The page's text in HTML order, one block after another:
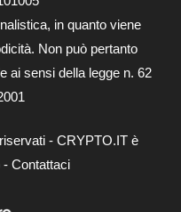
in quanto viene
Non può pertanto
ai sensi della legge n. 62
- CRYPTO.IT è
- Contattaci